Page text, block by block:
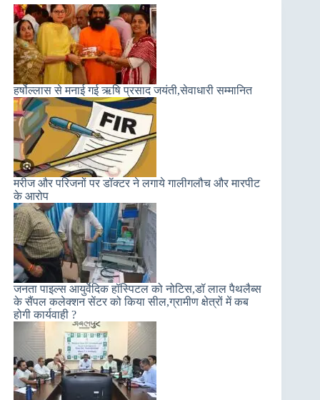
हर्षोल्लास से मनाई गई ऋषि प्रसाद जयंती,सेवाधारी सम्मानित
मरीज और परिजनों पर डॉक्टर ने लगाये गालीगलौच और मारपीट
के आरोप
जनता पाइल्स आयुर्वेदिक हॉस्पिटल को नोटिस,डॉ लाल पैथलैब्स
के सैंपल कलेक्शन सेंटर को किया सील,ग्रामीण क्षेत्रों में कब
होगी कार्यवाही ?